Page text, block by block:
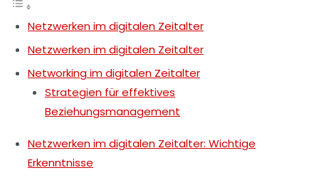
Netzwerken im digitalen Zeitalter
Netzwerken im digitalen Zeitalter
Networking im digitalen Zeitalter
Strategien für effektives
Beziehungsmanagement
Netzwerken im digitalen Zeitalter: Wichtige
Erkenntnisse